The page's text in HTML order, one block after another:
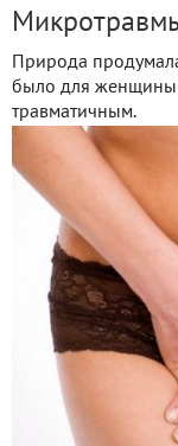
Природа
было для женщины
травматичным.